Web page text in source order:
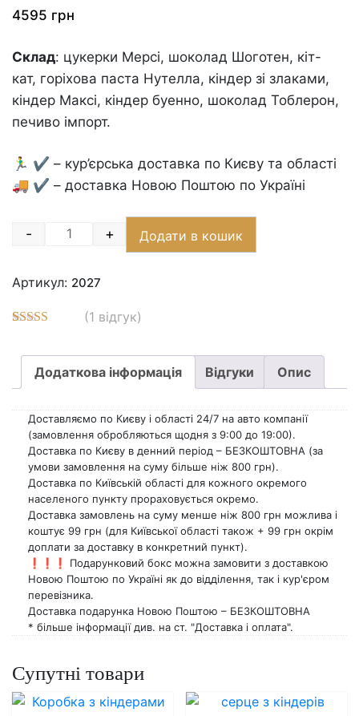
4595 грн
Склад: цукерки Мерсі, шоколад Шоготен, кіт-
кат, горіхова паста Нутелла, кіндер зі злаками,
кіндер Максі, кіндер буенно, шоколад Тоблерон,
печиво імпорт.
🏃‍♂️ ✔️ – кур’єрська доставка по Києву та області
🚚 ✔️ – доставка Новою Поштою по Україні
Quantity
- + Додати в кошик
Артикул: 2027
основі
опитування
покупців
(1 відгук)
Додаткова інформація Відгуки Опис
Доставляємо по Києву і області 24/7 на авто компанії
(замовлення обробляються щодня з 9:00 до 19:00).
Доставка по Києву в денний період – БЕЗКОШТОВНА (за
умови замовлення на суму більше ніж 800 грн).
Доставка по Київській області для кожного окремого
населеного пункту прораховується окремо.
Доставка замовлень на суму менше ніж 800 грн можлива і
коштує 99 грн (для Київської області також + 99 грн окрім
доплати за доставку в конкретний пункт).
❗️❗️❗️ Подарунковий бокс можна замовити з доставкою
Новою Поштою по Україні як до відділення, так і кур'єром
перевізника.
Доставка подарунка Новою Поштою – БЕЗКОШТОВНА
* більше інформації див. на ст. "Доставка і оплата".
Супутні товари